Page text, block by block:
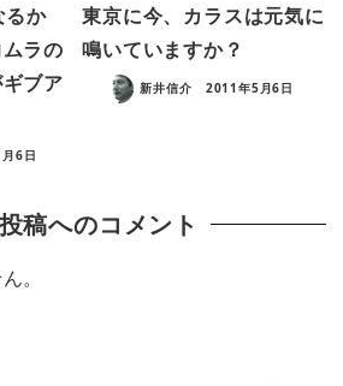
るか
ラの
ブア
6日
東京に今、カラスは元気に
鳴いていますか？
新井信介 2011年5月6日
稿へのコメント
。